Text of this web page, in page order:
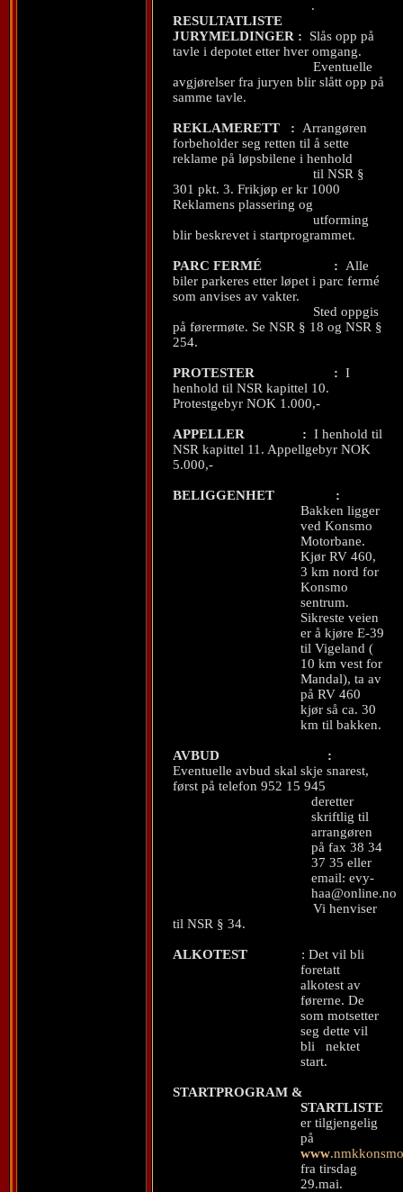
.
RESULTATLISTE
JURYMELDINGER :
Slås opp på
tavle i depotet etter hver omgang.
Eventuelle
avgjørelser fra juryen blir slått opp på
samme tavle.
REKLAMERETT :
Arrangøren
forbeholder seg retten til å sette
reklame på løpsbilene i henhold
til NSR §
301 pkt. 3. Frikjøp er kr 1000
Reklamens plassering og
utforming
blir beskrevet i startprogrammet.
PARC FERMÉ :
Alle
biler parkeres etter løpet i parc fermé
som anvises av vakter.
Sted oppgis
på førermøte. Se NSR § 18 og NSR §
254.
PROTESTER : I
henhold til NSR kapittel 10.
Protestgebyr NOK 1.000,-
APPELLER : I henhold til
NSR kapittel 11. Appellgebyr NOK
5.000,-
BELIGGENHET
:
Bakken ligger
ved Konsmo
Motorbane.
Kjør RV 460,
3 km nord for
Konsmo
sentrum.
Sikreste veien
er å kjøre E-39
til Vigeland (
10 km vest for
Mandal), ta av
på RV 460
kjør så ca. 30
km til bakken.
AVBUD
:
Eventuelle avbud skal skje snarest,
først på telefon 952 15 945
deretter
skriftlig til
arrangøren
på fax 38 34
37 35 eller
email: evy-
haa@online.no
Vi henviser
til NSR § 34.
ALKOTEST
: Det vil bli
foretatt
alkotest av
førerne. De
som motsetter
seg dette vil
bli
nektet
start.
STARTPROGRAM &
STARTLISTE
er tilgjengelig
på
www
fra tirsdag
29.mai.